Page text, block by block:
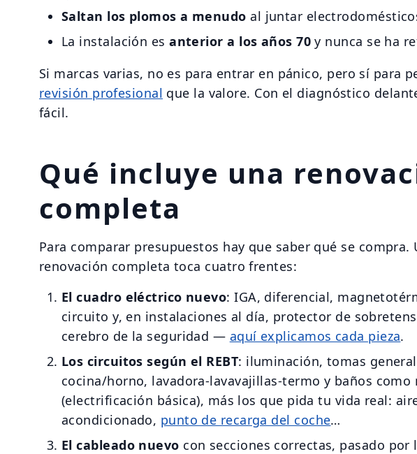
Saltan los plomos a menudo al juntar
La instalación esanterior a los años 70 y nunca se ha
Si marcas varias, no es para entrar en pánico, pero sí para
revisión profesional que la valore. Con el diagnóstico
fácil.
Qué incluye una
completa
Para comparar presupuestos hay que saber qué se compra.
renovación completa toca cuatro frentes:
El cuadro eléctrico nuevo: IGA, diferencial,
circuito y, en instalaciones al día, protector de
cerebro de la seguridad — aquí explicamos cada pieza.
Los circuitos según el REBT: iluminación, tomas
cocina/horno, lavadora-lavavajillas-termo y baños como
(electrificación básica), más los que pida tu vida real:
acondicionado, punto de recarga del coche…
El cableado nuevo con secciones correctas, pasado por